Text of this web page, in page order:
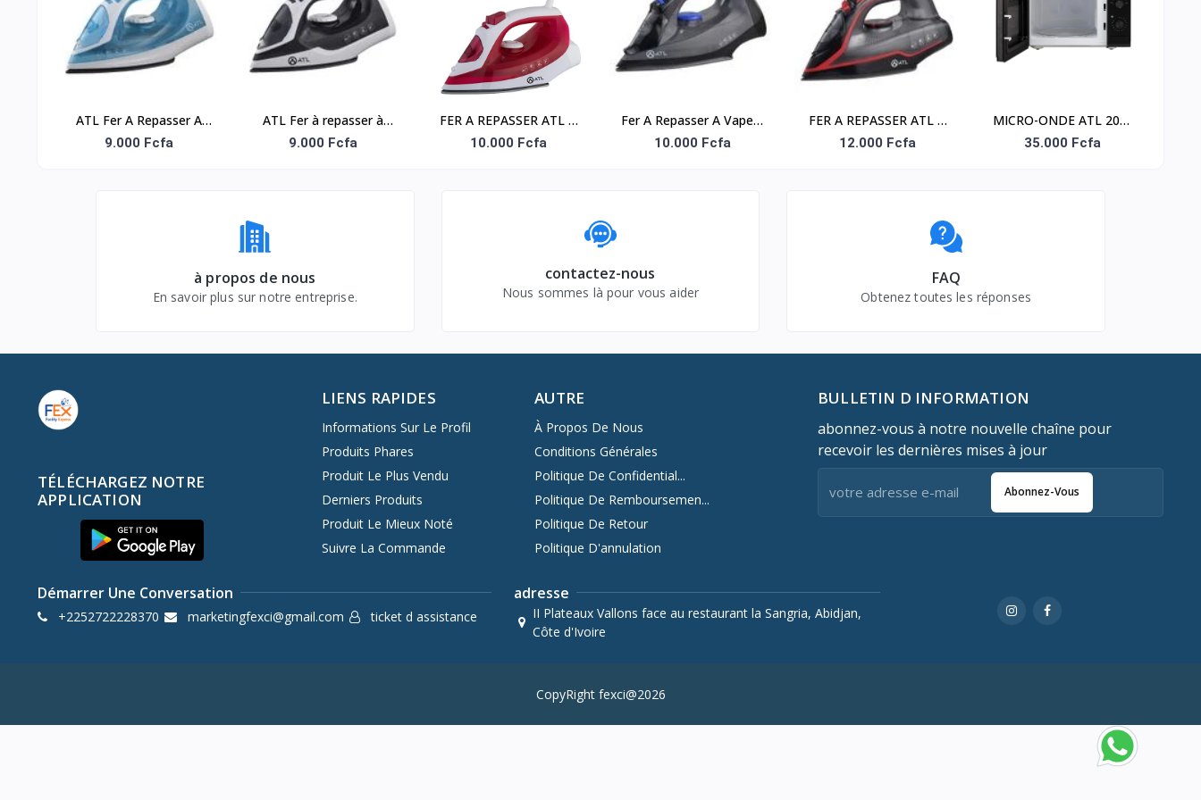
(6PCS/CRT)
ROUGE (6PCS/CRT)
ORANGE (6PCS/CRT)
(12PC/CRT)
ATL Fer A Repasser A
Vapeur 1200W - ATL-
9.000 Fcfa
ATL Fer à repasser à
Vapeur 1200W -
9.000 Fcfa
FER A REPASSER ATL A
VAPEUR 1200W/ ROUGE
10.000 Fcfa
Fer A Repasser A Vapeur
1200W - ATL-SW639 -
10.000 Fcfa
FER A REPASSER ATL A
VAPEUR 2200W/ NOIR
12.000 Fcfa
MICRO-ONDE ATL 20L/
NOIR/ 700W/ 05
35.000 Fcfa
à propos de nous
En savoir plus sur notre entreprise.
contactez-nous
Nous sommes là pour vous aider
FAQ
Obtenez toutes les réponses
TÉLÉCHARGEZ NOTRE
APPLICATION
LIENS RAPIDES
Informations Sur Le Profil
Produits Phares
Produit Le Plus Vendu
Derniers Produits
Produit Le Mieux Noté
Suivre La Commande
AUTRE
À Propos De Nous
Conditions Générales
Politique De Confidential...
Politique De Remboursemen...
Politique De Retour
Politique D'annulation
BULLETIN D INFORMATION
abonnez-vous à notre nouvelle chaîne pour
recevoir les dernières mises à jour
Abonnez-Vous
Démarrer Une Conversation
+2252722228370 marketingfexci@gmail.com ticket d assistance
adresse
II Plateaux Vallons face au restaurant la Sangria, Abidjan,
Côte d'Ivoire
CopyRight fexci@2026